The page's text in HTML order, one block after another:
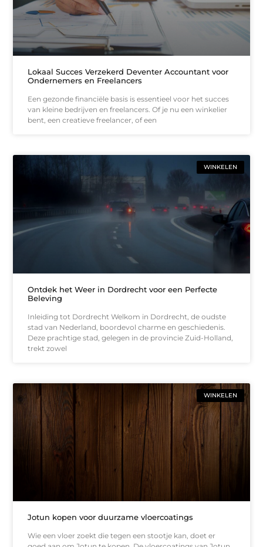
Lokaal Succes Verzekerd Deventer Accountant voor
Ondernemers en Freelancers
Een gezonde financiële basis is essentieel voor het succes
van kleine bedrijven en freelancers. Of je nu een winkelier
bent, een creatieve freelancer, of een
WINKELEN
Ontdek het Weer in Dordrecht voor een Perfecte
Beleving
Inleiding tot Dordrecht Welkom in Dordrecht, de oudste
stad van Nederland, boordevol charme en geschiedenis.
Deze prachtige stad, gelegen in de provincie Zuid-Holland,
trekt zowel
WINKELEN
Jotun kopen voor duurzame vloercoatings
Wie een vloer zoekt die tegen een stootje kan, doet er